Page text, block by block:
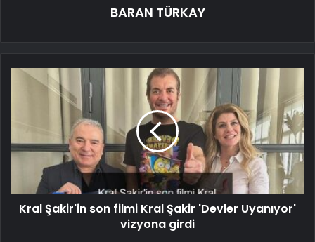
BARAN TÜRKAY
Kral Şakir'in son filmi Kral Şakir 'Devler Uyanıyor'
vizyona girdi